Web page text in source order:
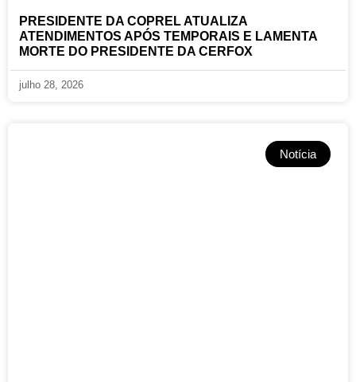
PRESIDENTE DA COPREL ATUALIZA
ATENDIMENTOS APÓS TEMPORAIS E LAMENTA
MORTE DO PRESIDENTE DA CERFOX
julho 28, 2026
Notícia